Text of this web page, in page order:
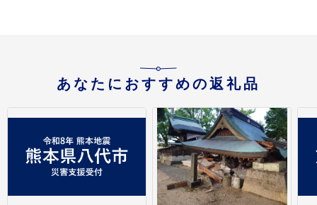
あなたにおすすめの返礼品